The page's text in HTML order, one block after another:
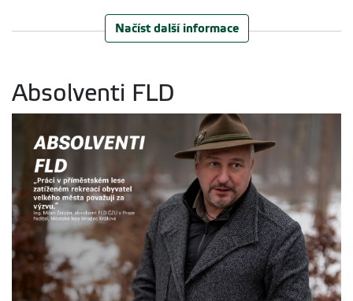
Načíst další informace
Absolventi FLD